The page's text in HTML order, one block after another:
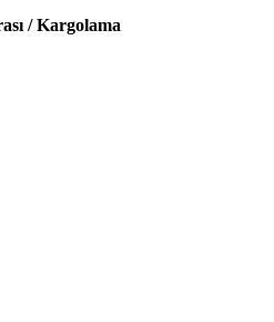
/ Kargolama